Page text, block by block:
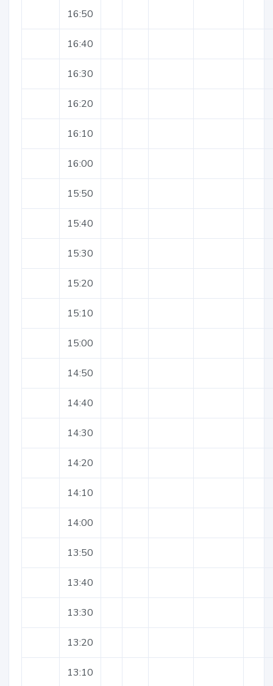
16:50
16:40
16:30
16:20
16:10
16:00
15:50
15:40
15:30
15:20
15:10
15:00
14:50
14:40
14:30
14:20
14:10
14:00
13:50
13:40
13:30
13:20
13:10